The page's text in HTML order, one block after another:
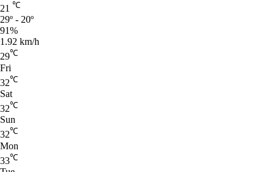
21 ℃
29º - 20º
91%
1.92 km/h
29℃
Fri
32℃
Sat
32℃
Sun
32℃
Mon
33℃